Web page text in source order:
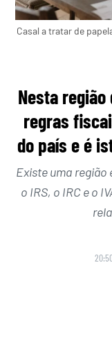
Casal a tratar de
Nesta
regras
do país e é
Existe uma
o IRS, o IRC e o